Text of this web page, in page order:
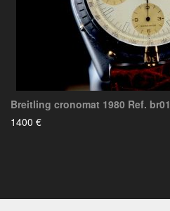
Breitling cronomat 1980 Ref. br01
1400 €